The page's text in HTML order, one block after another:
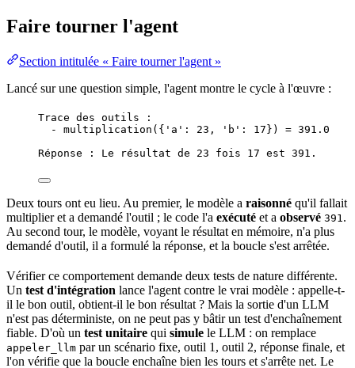
Faire tourner l'agent
Section intitulée « Faire tourner l'agent »
Lancé sur une question simple, l'agent montre le cycle à l'œuvre :
Trace des outils :
- multiplication({'a': 23, 'b': 17}) = 391.0
Réponse : Le résultat de 23 fois 17 est 391.
Deux tours ont eu lieu. Au premier, le modèle a raisonné qu'il fallait
multiplier et a demandé l'outil ; le code l'a exécuté et a observé 391 .
Au second tour, le modèle, voyant le résultat en mémoire, n'a plus
demandé d'outil, il a formulé la réponse, et la boucle s'est arrêtée.
Vérifier ce comportement demande deux tests de nature différente.
Un test d'intégration lance l'agent contre le vrai modèle : appelle-t-
il le bon outil, obtient-il le bon résultat ? Mais la sortie d'un LLM
n'est pas déterministe, on ne peut pas y bâtir un test d'enchaînement
fiable. D'où un test unitaire qui simule le LLM : on remplace
appeler_llm par un scénario fixe, outil 1, outil 2, réponse finale, et
l'on vérifie que la boucle enchaîne bien les tours et s'arrête net. Le